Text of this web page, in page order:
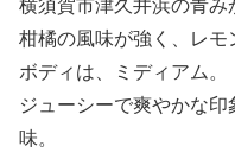
横須賀市津久井浜の青み
柑橘の風味が強く、レモ
ボディは、ミディアム。
ジューシーで爽やかな
味。